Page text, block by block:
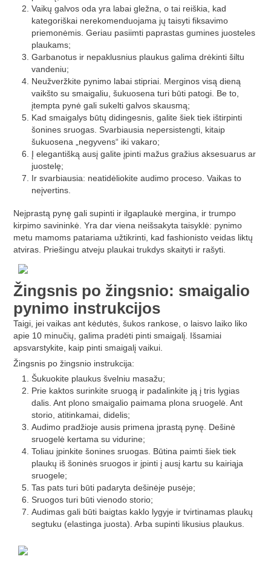
Vaikų galvos oda yra labai gležna, o tai reiškia, kad
kategoriškai nerekomenduojama jų taisyti fiksavimo
priemonėmis. Geriau pasiimti paprastas gumines juosteles
plaukams;
Garbanotus ir nepaklusnius plaukus galima drėkinti šiltu
vandeniu;
Neužveržkite pynimo labai stipriai. Merginos visą dieną
vaikšto su smaigaliu, šukuosena turi būti patogi. Be to,
įtempta pynė gali sukelti galvos skausmą;
Kad smaigalys būtų didingesnis, galite šiek tiek ištirpinti
šonines sruogas. Svarbiausia nepersistengti, kitaip
šukuosena „negyvens“ iki vakaro;
Į elegantišką ausį galite įpinti mažus gražius aksesuarus ar
juostelę;
Ir svarbiausia: neatidėliokite audimo proceso. Vaikas to
neįvertins.
Neįprastą pynę gali supinti ir ilgaplaukė mergina, ir trumpo
kirpimo savininkė. Yra dar viena neišsakyta taisyklė: pynimo
metu mamoms patariama užtikrinti, kad fashionisto veidas liktų
atviras. Priešingu atveju plaukai trukdys skaityti ir rašyti.
Žingsnis po žingsnio: smaigalio
pynimo instrukcijos
Taigi, jei vaikas ant kėdutės, šukos rankose, o laisvo laiko liko
apie 10 minučių, galima pradėti pinti smaigalį. Išsamiai
apsvarstykite, kaip pinti smaigalį vaikui.
Žingsnis po žingsnio instrukcija:
Šukuokite plaukus švelniu masažu;
Prie kaktos surinkite sruogą ir padalinkite ją į tris lygias
dalis. Ant plono smaigalio paimama plona sruogelė. Ant
storio, atitinkamai, didelis;
Audimo pradžioje ausis primena įprastą pynę. Dešinė
sruogelė kertama su vidurine;
Toliau įpinkite šonines sruogas. Būtina paimti šiek tiek
plaukų iš šoninės sruogos ir įpinti į ausį kartu su kairiąja
sruogele;
Tas pats turi būti padaryta dešinėje pusėje;
Sruogos turi būti vienodo storio;
Audimas gali būti baigtas kaklo lygyje ir tvirtinamas plaukų
segtuku (elastinga juosta). Arba supinti likusius plaukus.